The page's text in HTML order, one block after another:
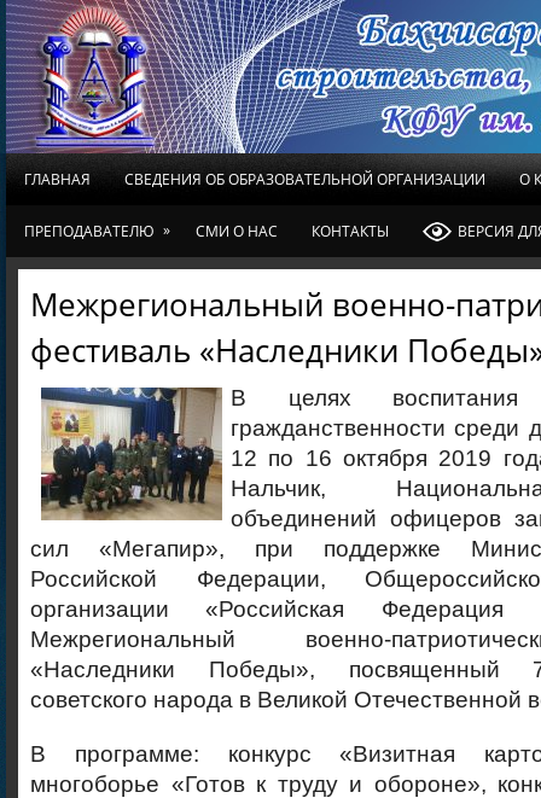
ГЛАВНАЯ СВЕДЕНИЯ ОБ ОБРАЗОВАТЕЛЬНОЙ ОРГАНИЗАЦИИ О
ПРЕПОДАВАТЕЛЮ » СМИ О НАС КОНТАКТЫ ВЕРСИЯ
Межрегиональный военно-
фестиваль «Наследники
В целях воспитания
гражданственности среди
12 по 16 октября 2019
Нальчик,
объединений офицеров
сил «Мегапир», при поддержке
Российской Федерации,
организации «Российская Федерация
Межрегиональный военно-
«Наследники Победы», посвященный
советского народа в Великой Отечественной
В программе: конкурс «Визитная
многоборье «Готов к труду и обороне»,